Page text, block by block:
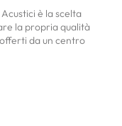
è la scelta
la propria qualità
da un centro